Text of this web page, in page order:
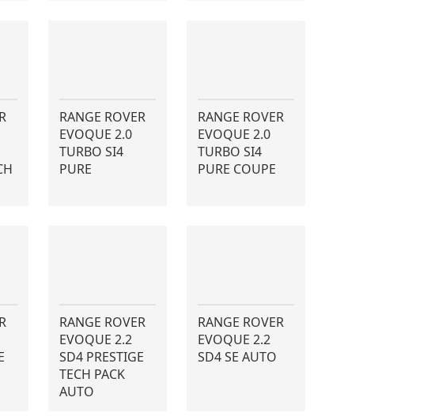
RANGE ROVER
EVOQUE 2.0
TURBO SI4
PURE
RANGE ROVER
EVOQUE 2.0
TURBO SI4
PURE COUPE
RANGE ROVER
EVOQUE 2.2
SD4 PRESTIGE
TECH PACK
AUTO
RANGE ROVER
EVOQUE 2.2
SD4 SE AUTO